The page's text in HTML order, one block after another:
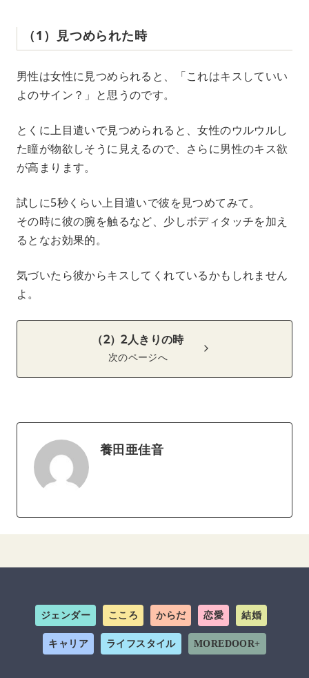
（1）見つめられた時
男性は女性に見つめられると、「これはキスしていい
よのサイン？」と思うのです。
とくに上目遣いで見つめられると、女性のウルウルし
た瞳が物欲しそうに見えるので、さらに男性のキス欲
が高まります。
試しに5秒くらい上目遣いで彼を見つめてみて。
その時に彼の腕を触るなど、少しボディタッチを加え
るとなお効果的。
気づいたら彼からキスしてくれているかもしれません
よ。
（2）2人きりの時
次のページへ
養田亜佳音
ジェンダー こころ からだ 恋愛 結婚
キャリア ライフスタイル MOREDOOR+